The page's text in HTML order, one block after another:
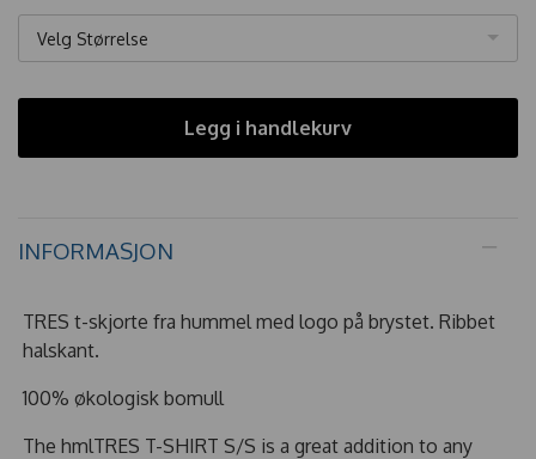
Velg Størrelse
Legg i handlekurv
INFORMASJON
TRES t-skjorte fra hummel med logo på brystet. Ribbet
halskant.
100% økologisk bomull
The hmlTRES T-SHIRT S/S is a great addition to any